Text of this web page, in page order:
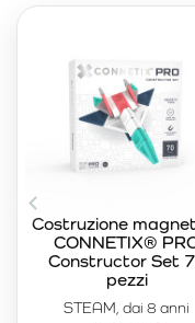
STEAM, dai 8 anni
Costruzione
CONNETIX®
Constructor Set
pezzi